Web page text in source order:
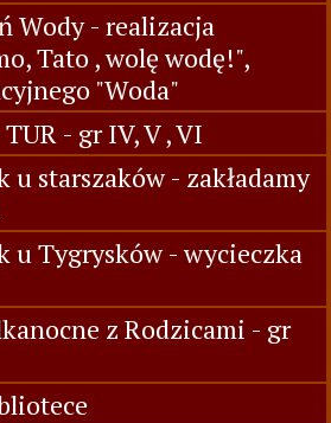
Wody - realizacja
Tato , wolę wodę!",
"Woda"
- gr IV, V , VI
u starszaków - zakładamy
u Tygrysków - wycieczka
z Rodzicami - gr